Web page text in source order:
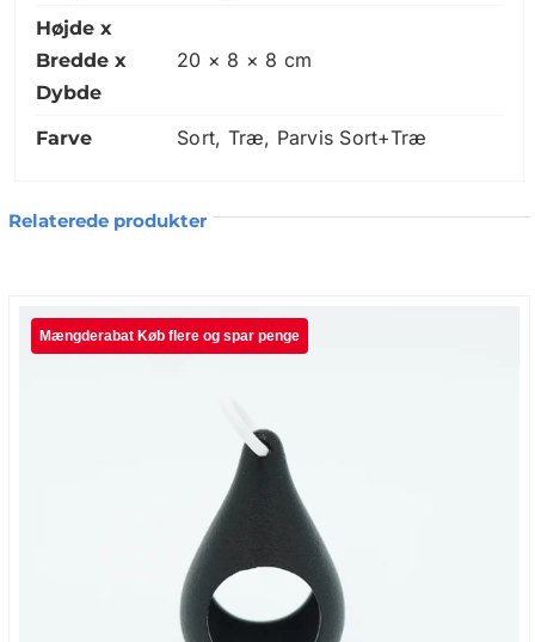
hvilket giver den en harmonisk og slank
form, der passer perfekt på både hylder,
borde og vindueskarme. Designet er
skaber en rolig og naturlig æstetik i
printet i en smuk rillet struktur, der giver
fra et LED‑fyrfadslys reflekteres blødt ud i
rummet og skaber en hyggelig
atmosfære. Den er designet til brug med
batteridrevne fyrfadslys, hvilket gør den
både sikker og praktisk i hverdagen.
Dråbeformet Fyrfadsstage 3D Print – 3D
Højde x
Bredde x
Dybde
20 × 8 × 8 cm
Farve Sort, Træ, Parvis Sort+Træ
Relaterede produkter